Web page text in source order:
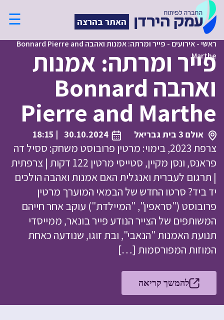
האתר בהרצה ☰
ראשי-אירועים -
פייר ומרתה: אמנות ואהבה Bonnard Pierre and
Marthe
פייר ומרתה: אמנות
ואהבה Bonnard
Pierre and Marthe
אולם 3 בית גבריאל 30.10.2024
| 18:15
צרפת 2023, בימוי: מרטין פרובוסט משחק: ססיל דה
פראנס, ונסן מקיין, סטייסי מרטין 122 דקות | צרפתית
| תרגום לעברית ואנגלית האם אמנות ואהבה הולכים
יד ביד? סרטו החדש של הבמאי המוערך מרטין
פרובוסט ("סראפין", "המיילדת") עוקב אחר חייהם
המשותפים של הצייר הנודע פייר בונאר, ממייסדי
תנועת האמנות "הנאבי", ובת זוגו, שנודעה כאחת
המוזות המפורסמות […]
להמשך קריאה